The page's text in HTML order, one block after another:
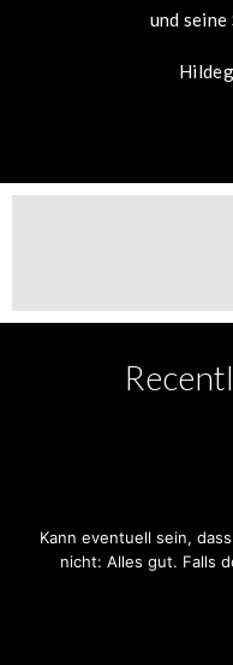
und seine
Kann eventuell sein,
nicht: Alles gut. Falls